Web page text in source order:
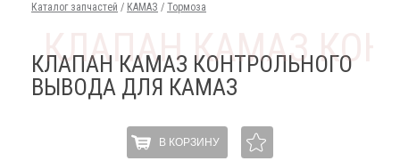
Каталог запчастей / КАМАЗ / Тормоза
КЛАПАН КАМАЗ КОНТРОЛЬНОГО
ВЫВОДА ДЛЯ КАМАЗ
В КОРЗИНУ